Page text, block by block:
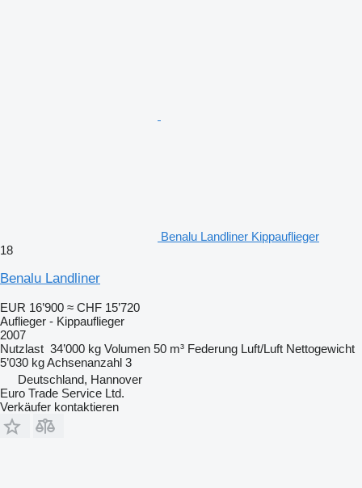
Benalu Landliner Kippauflieger
18
Benalu Landliner
EUR 16’900 ≈ CHF 15’720
Auflieger - Kippauflieger
2007
Nutzlast 34’000 kg Volumen 50 m³ Federung Luft/Luft Nettogewicht
5’030 kgAchsenanzahl 3
Deutschland, Hannover
Euro Trade Service Ltd.
Verkäufer kontaktieren